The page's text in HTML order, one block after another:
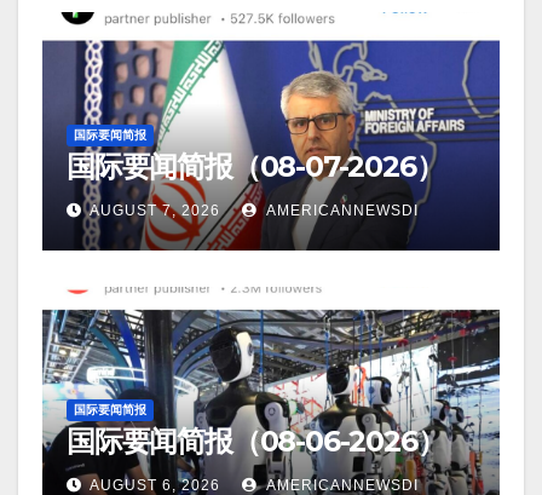
国际要闻简报
国际要闻简报（08-07-2026）
AUGUST 7, 2026 AMERICANNEWSDI
国际要闻简报
国际要闻简报（08-06-2026）
AUGUST 6, 2026 AMERICANNEWSDI